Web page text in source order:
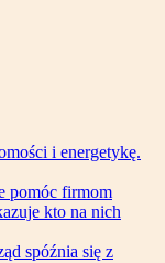
i energetykę.
pomóc firmom
kto na nich
spóźnia się z